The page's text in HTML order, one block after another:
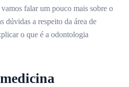
falar um pouco mais sobre o
dúvidas a respeito da área de
o que é a odontologia